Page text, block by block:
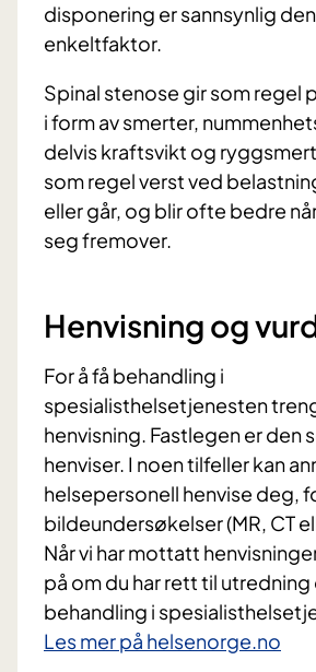
disponering er sannsynlig
enkeltfaktor.
Spinal stenose gir som regel
i form av smerter,
delvis kraftsvikt og
som regel verst ved
eller går, og blir ofte bedre
seg fremover.
Henvisning og
For å få behandling i
spesialisthelsetjenesten
henvisning. Fastlegen er den
henviser. I noen tilfeller kan
helsepersonell henvise deg,
bildeundersøkelser (MR, CT
Når vi har mottatt
på om du har rett til utredning
behandling i
Les mer på helsenorge.no